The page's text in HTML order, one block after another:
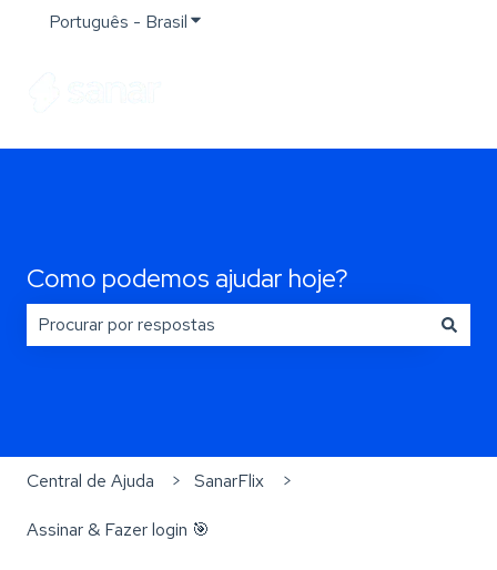
Português - BrasilMostrar submenu para traduções
Como podemos ajudar hoje?
Central de Ajuda SanarFlix
Assinar & Fazer login 🎯